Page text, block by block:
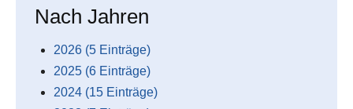
Nach Jahren
2026 (5 Einträge)
2025 (6 Einträge)
2024 (15 Einträge)